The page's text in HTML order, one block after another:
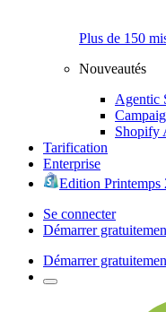
Plus de 150
Nouveautés
Agentic
Shopify
Tarification
Enterprise
Edition Printemps
Se connecter
Démarrer
Démarrer